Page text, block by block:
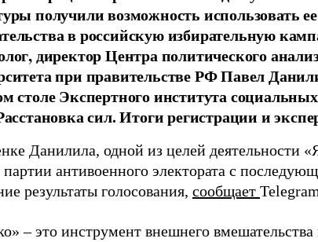
получили возможность использовать
в российскую избирательную
директор Центра политического
при правительстве РФ Павел
столе Экспертного института
сил. Итоги регистрации и
Данилила, одной из целей деятельности
партии антивоенного электората с
результаты голосования, сообщает
– это инструмент внешнего